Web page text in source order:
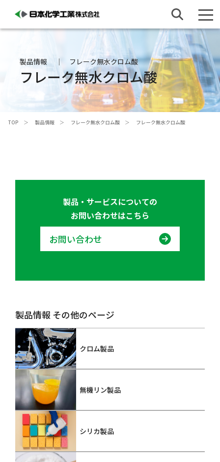
製品情報 フレーク無水クロム酸
フレーク無水クロム酸
TOP 製品情報 フレーク無水クロム酸 フレーク無水クロム酸
製品・サービスについての
お問い合わせはこちら
お問い合わせ
製品情報 その他のページ
クロム製品
無機リン製品
シリカ製品